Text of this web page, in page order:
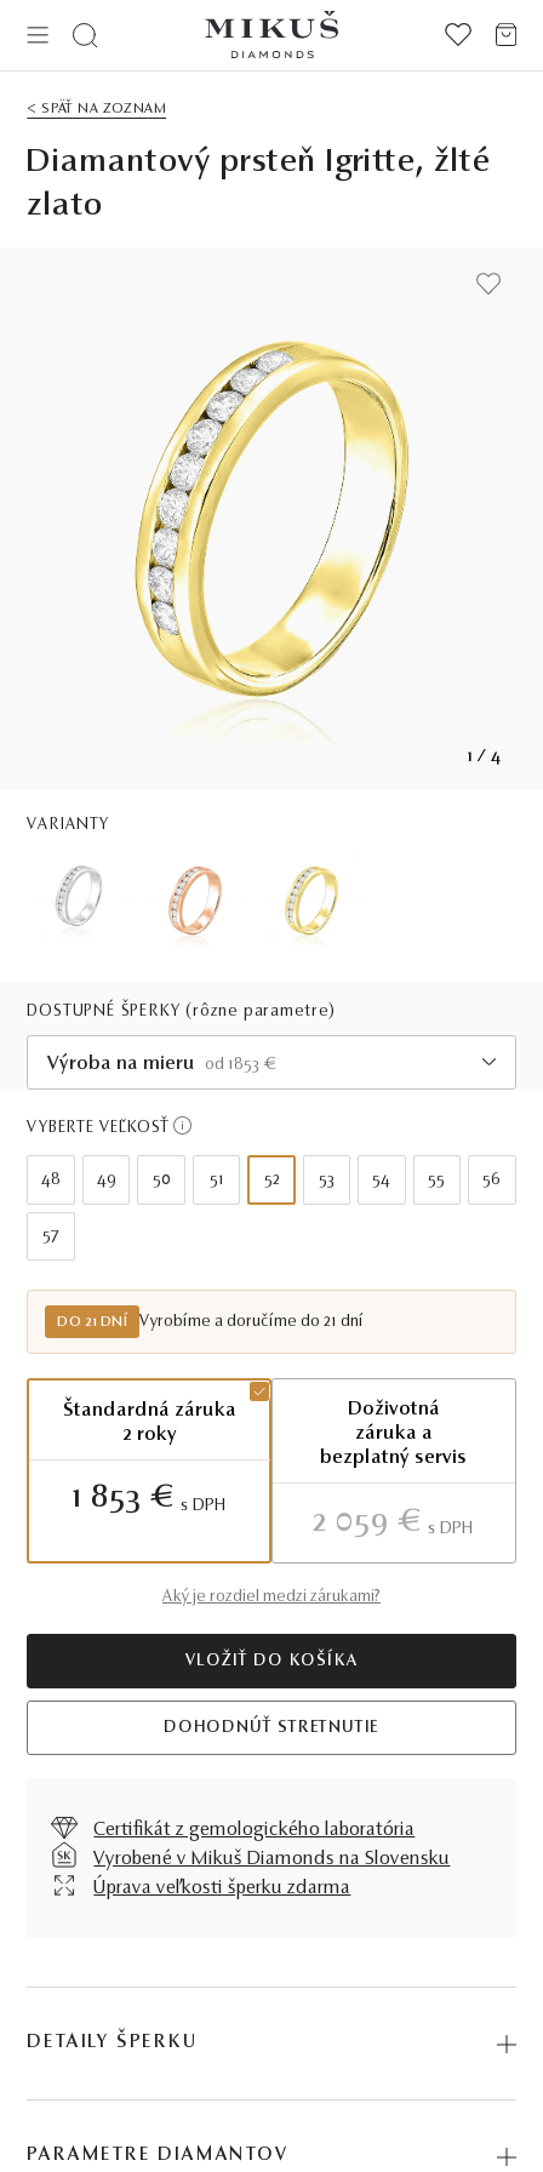
< SPÄŤ NA ZOZNAM
Diamantový prsteň Igritte, žlté
zlato
1 / 4
VARIANTY
DOSTUPNÉ ŠPERKY(rôzne parametre)
Výroba na mieru
od 1853 €
Do 21 dní
VYBERTE VEĽKOSŤ
48 49 50 51 52 53 54 55 56
57
DO 21 DNÍ Vyrobíme a doručíme do 21 dní
Štandardná záruka
2 roky
1 853 € S DPH
Doživotná
záruka a
bezplatný servis
2 059 € S DPH
Aký je rozdiel medzi zárukami?
VLOŽIŤ DO KOŠÍKA
DOHODNÚŤ STRETNUTIE
Certifikát z gemologického laboratória
Vyrobené v Mikuš Diamonds na Slovensku
Úprava veľkosti šperku zdarma
DETAILY ŠPERKU
prírodné materiály: žlté zlato, diamant. Kód: 224500020.
PARAMETRE DIAMANTOV